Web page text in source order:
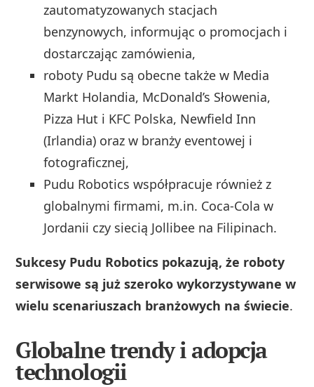
zautomatyzowanych stacjach
benzynowych, informując o promocjach i
dostarczając zamówienia,
roboty Pudu są obecne także w Media
Markt Holandia, McDonald’s Słowenia,
Pizza Hut i KFC Polska, Newfield Inn
(Irlandia) oraz w branży eventowej i
fotograficznej,
Pudu Robotics współpracuje również z
globalnymi firmami, m.in. Coca-Cola w
Jordanii czy siecią Jollibee na Filipinach.
Sukcesy Pudu Robotics pokazują, że roboty
serwisowe są już szeroko wykorzystywane w
wielu scenariuszach branżowych na świecie.
Globalne trendy i adopcja
technologii